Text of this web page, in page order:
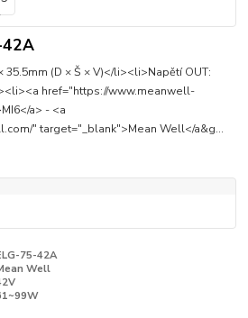
42A
35.5mm (D × Š × V)</li><li>Napětí OUT:
href="https://www.meanwell-
a> - <a
" target="_blank">Mean Well</a&g...
75-42A
Well